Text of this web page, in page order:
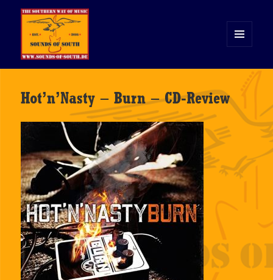
WIDGETS
Hot’n’Nasty – Burn – CD-Review